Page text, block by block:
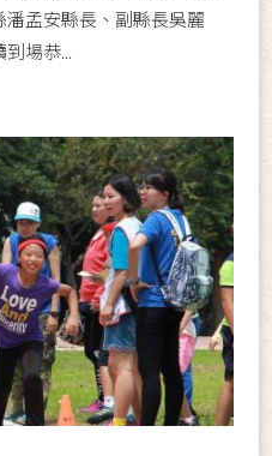
孟安縣長、副縣長吳麗
場恭...